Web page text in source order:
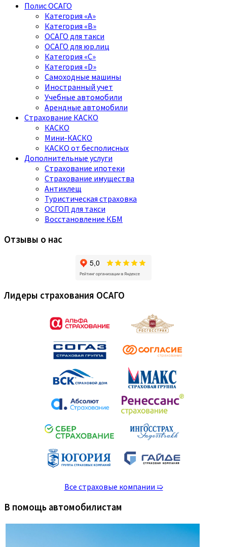
Полис ОСАГО
Категория «A»
Категория «B»
ОСАГО для такси
ОСАГО для юр.лиц
Категория «C»
Категория «D»
Самоходные машины
Иностранный учет
Учебные автомобили
Арендные автомобили
Страхование КАСКО
КАСКО
Мини-КАСКО
КАСКО от бесполисных
Дополнительные услуги
Страхование ипотеки
Страхование имущества
Антиклещ
Туристическая страховка
ОСГОП для такси
Восстановление КБМ
Отзывы о нас
Лидеры страхования ОСАГО
Все страховые компании ➯
В помощь автомобилистам